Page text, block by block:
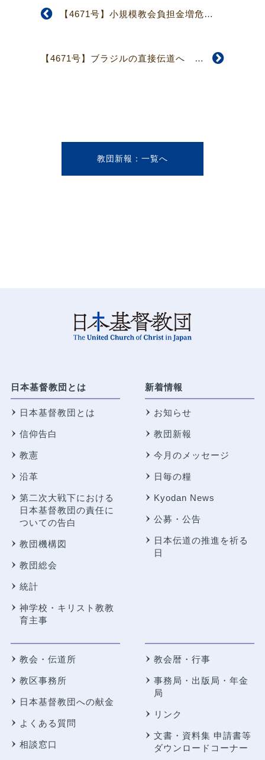
【4671号】小規模教会負担金増危惧する意見 神奈川教区総会
【4671号】ブラジルの直接伝道へ 小井沼眞樹子宣教師派遣式
教団新報
日本基督教団とは
日本基督教団とは
信仰告白
教憲
沿革
第二次大戦下における
日本基督教団の責任に
ついての告白
教団機構図
教団総会
統計
神学校・キリスト教教
育主事
新着情報
お知らせ
教団新報
今月のメッセージ
日毎の糧
Kyodan News
公募・公告
日本伝道の推進を祈る
日
教会・伝道所
教区事務所
日本基督教団への献金
よくある質問
相談窓口
教会暦・行事
事務局・出版局・年金
局
リンク
文書・資料集 申請書等
ダウンロードコーナー